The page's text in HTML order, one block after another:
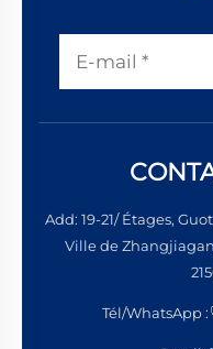
Add: 19-21/ Étages,
Ville de
Tél/WhatsApp :